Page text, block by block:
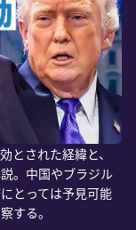
とされた経緯と、
。中国やブラジル
とっては予見可能
する。